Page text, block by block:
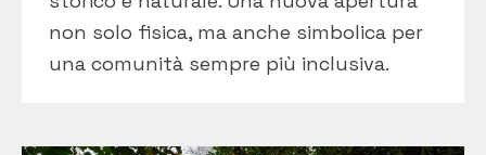
non solo fisica, ma anche simbolica per
una comunità sempre più inclusiva.